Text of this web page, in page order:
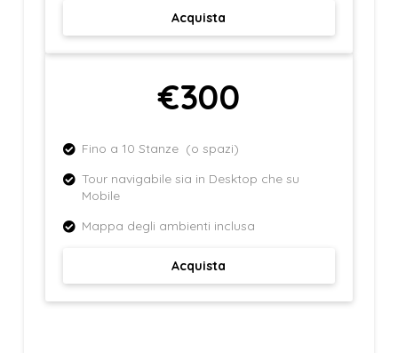
Acquista
€300
Fino a 10 Stanze (o spazi)
Tour navigabile sia in Desktop che su
Mobile
Mappa degli ambienti inclusa
Acquista